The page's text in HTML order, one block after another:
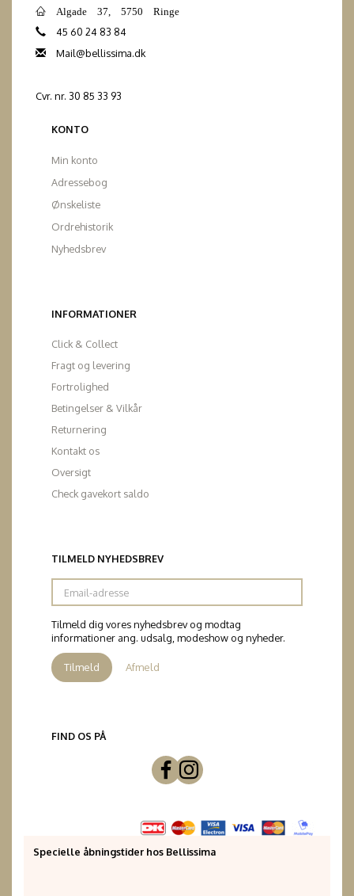
Algade 37, 5750 Ringe
45 60 24 83 84
Mail@bellissima.dk
Cvr. nr. 30 85 33 93
KONTO
Min konto
Adressebog
Ønskeliste
Ordrehistorik
Nyhedsbrev
INFORMATIONER
Click & Collect
Fragt og levering
Fortrolighed
Betingelser & Vilkår
Returnering
Kontakt os
Oversigt
Check gavekort saldo
TILMELD NYHEDSBREV
Email-
adresse
Tilmeld dig vores nyhedsbrev og modtag
informationer ang. udsalg, modeshow og nyheder.
Tilmeld Afmeld
FIND OS PÅ
Specielle åbningstider hos Bellissima